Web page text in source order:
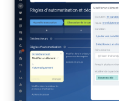
Processus
Espace des
CRM + Boutique